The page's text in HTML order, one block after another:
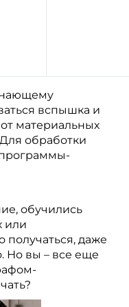
вспышка и
материальных
обработки
обучились
или
получаться, даже
Но вы – все еще